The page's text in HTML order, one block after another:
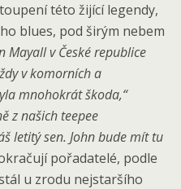
této žijící legendy,
blues, pod širým nebem
Mayall v České republice
v komorních a
mnohokrát škoda,“
z našich teepee
letitý sen. John bude mít tu
pořadatelé, podle
u zrodu nejstaršího